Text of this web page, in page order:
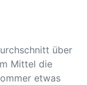
über
Mittel die
etwas